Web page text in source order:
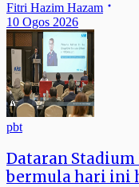
Fitri Hazim Hazam
10 Ogos 2026
pbt
Dataran
bermula hari ini